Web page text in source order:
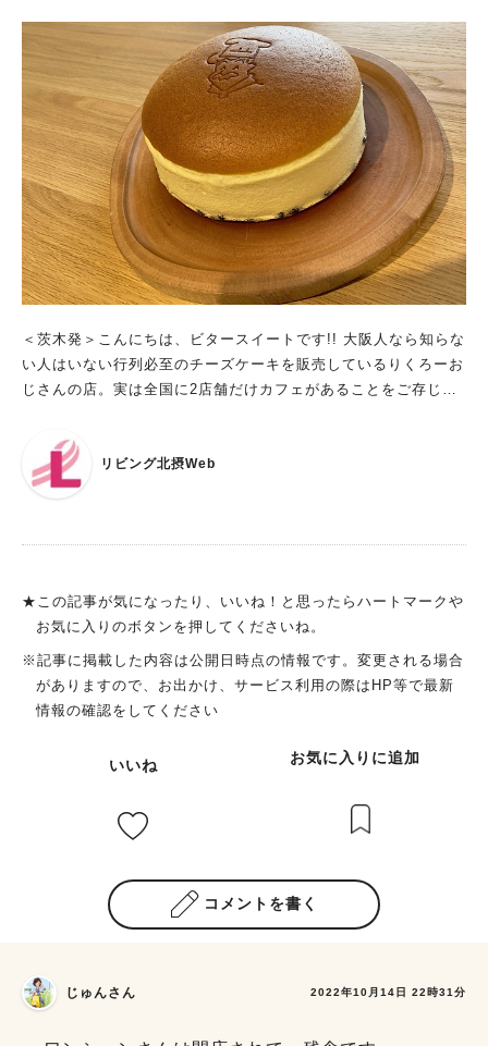
ーヒーを選べます。私はどちらも欲しかったのでセットにデザー
トを付けてオリジナルコーヒー（600円・フード・デザートを注
文で200円引き）を別で注文しました。デザートはバスクチーズ
ケーキ♪ コーヒーは焙煎士さんのこだわりの一杯です。 ステキ
な雑貨や食器がいっぱい！ 出典：リビング北摂Web 店内に飾ら
れているかわいい雑貨はオーナーのコレクション。値札がついて
いるものは購入することができます。値札のついていないものも
ご相談OK！ オーナーさんが雑貨の輸入販売もされているそうで
す。 出典：リビング北摂Web 出典：リビング北摂Web アー
ト・スケボー教室・ドッグランなど、魅力あふれる複合施設 出
典：リビング北摂Web 奥には外を眺められるソファー席があり
ィストのU-GOさんの作品。 出典：リビング北摂Web 外にはテ
ラス席とドッグラン。そしてプロスケートボーダーが基礎から教
えてくれるスケボースクールも併設！ お仕事帰りにスクールに
として営業しています。 出典：リビング北摂Web 色々な「手作
り」にこだわったお店づくり オーナーは実は建設会社の社長さ
ん。ランチやデザートはもちろん建物やリフォームなど、色々な
典：リビング北摂Web And cube cafe（アンドキューブカフ
ェ） 住所：茨木市西豊川町18-8 TEL：072-646-6552 営業時
間：午前11時〜午後10時 定休日：不定休 https://www.instagra
m.com/andcube.cafe/ （リビング北摂Web特派員：またたび）
オリジナルサイトで読む
＜茨木発＞こんにちは、ビタースイートです!! 大阪人なら知らな
い人はいない行列必至のチーズケーキを販売しているりくろーお
じさんの店。実は全国に2店舗だけカフェがあることをご存じで
内にオープンした「陸カフェterrace」のご紹介です。カフェで
しか出合えない”超・焼きたてチーズケーキ”が味わえます。 出
典：リビング北摂Web ゆったりくつろげる極上空間のカフェ 大
典：リビング北摂Web 茨木市で生まれ育った私はりくろーおじ
のですが「陸カフェterrace」は、今回が初めてでワクワクしな
がらいざ店内へ。チーズケーキを販売している奥にお目当てのカ
フェを発見!! 出典：リビング北摂Web 以前、イートインスペー
品を持ち込んでの飲食は不可です） ガラス張りで開放感あふれ
は活気であふれていましたが、こちらはしっとり落ち着いた雰囲
気です。目の前には開放的なお庭が広がっており、一人カフェに
おしゃれな椅子の座り心地のよさにホッと心が落ち着きました。
出典：リビング北摂Web 絶品!!「超・焼きたてチーズケーキ」
チリン”とチーズケーキが焼きあがったときに鳴らされるあのベ
ルを鳴らしながら、店員さんが運んできてくれました。 出典：
リビング北摂Web シルバーの蓋を即座に取り私の前で焼き上が
リビング北摂Web
★この記事が気になったり、いいね！と思ったらハートマークや
お気に入りのボタンを押してくださいね。
※記事に掲載した内容は公開日時点の情報です。変更される場合
がありますので、お出かけ、サービス利用の際はHP等で最新
情報の確認をしてください
いいね お気に入りに追加
コメントを書く
じゅんさん 2022年10月14日 22時31分
人気のキーワード
#教えたい／教えて投稿記事 #大阪学院大 商品開発プロジェクト
#あなたはどっち？